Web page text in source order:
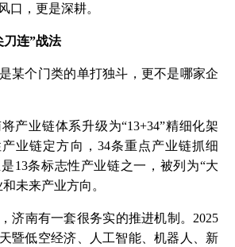
，更是深耕。
连”战法
个门类的单打独斗，更不是哪家企
业链体系升级为“13+34”精细化架
业链定方向，34条重点产业链抓细
13条标志性产业链之一，被列为“大
未来产业方向。
南有一套很务实的推进机制。2025
暨低空经济、人工智能、机器人、新